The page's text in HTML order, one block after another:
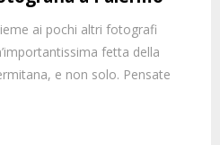
ai pochi altri fotografi
fetta della
e non solo. Pensate